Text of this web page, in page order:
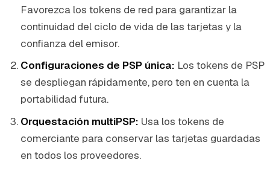
Favorezca los tokens de red para garantizar la
continuidad del ciclo de vida de las tarjetas y la
confianza del emisor.
Configuraciones de PSP única: Los tokens de PSP
se despliegan rápidamente, pero ten en cuenta la
portabilidad futura.
Orquestación multiPSP: Usa los tokens de
comerciante para conservar las tarjetas guardadas
en todos los proveedores.